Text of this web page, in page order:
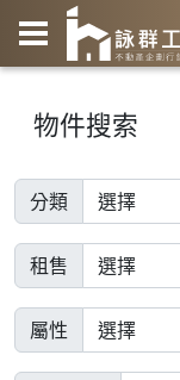
物件搜索
分類
租售
屬性